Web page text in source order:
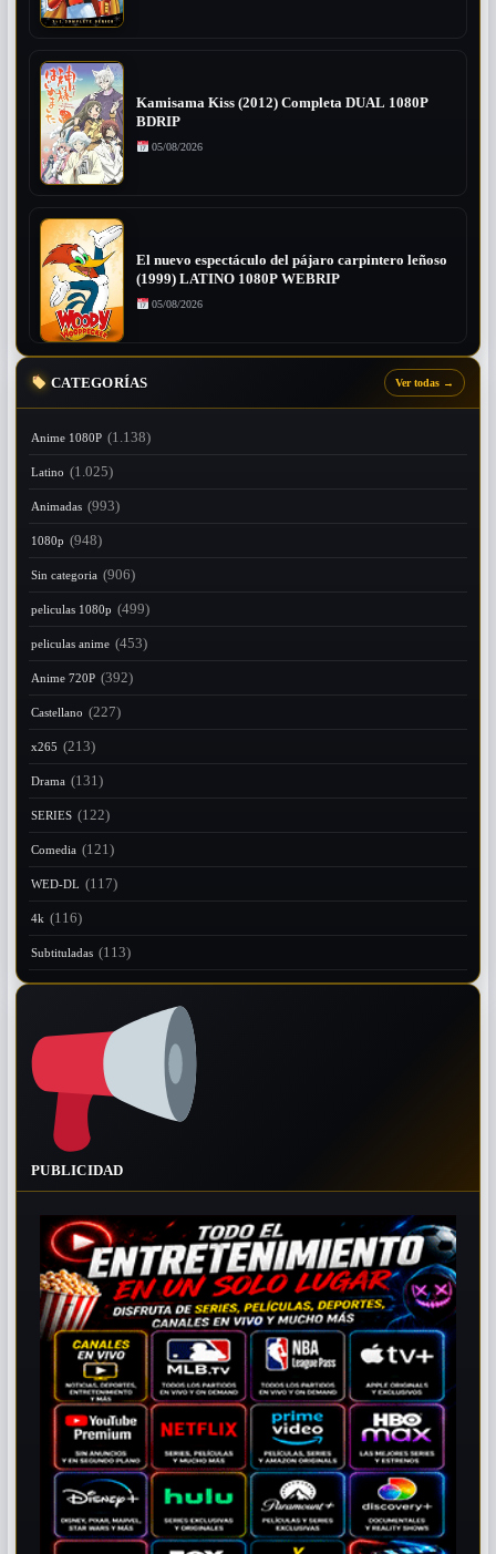
Kamisama Kiss (2012) Completa DUAL 1080P
BDRIP
05/08/2026
El nuevo espectáculo del pájaro carpintero leñoso
(1999) LATINO 1080P WEBRIP
05/08/2026
CATEGORÍAS Ver todas →
Anime 1080P (1.138)
Latino (1.025)
Animadas (993)
1080p (948)
Sin categoria (906)
peliculas 1080p (499)
peliculas anime (453)
Anime 720P (392)
Castellano (227)
x265 (213)
Drama (131)
SERIES (122)
Comedia (121)
WED-DL (117)
4k (116)
Subtituladas (113)
PUBLICIDAD